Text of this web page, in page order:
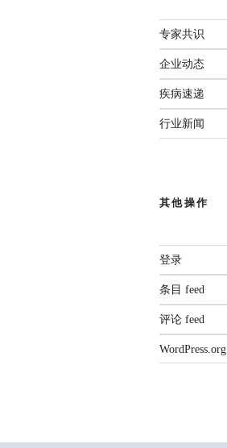
专家共识
企业动态
疾病速递
行业新闻
其他操作
登录
条目 feed
评论 feed
WordPress.org